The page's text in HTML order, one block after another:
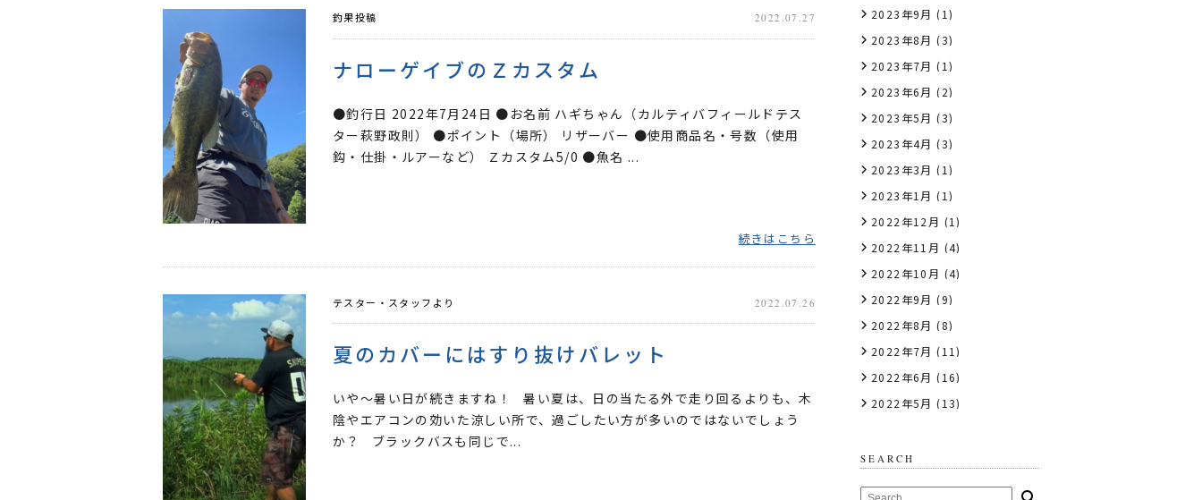
釣果投稿 2022.07.27
ナローゲイブのＺカスタム
●釣行日 2022年7月24日 ●お名前 ハギちゃん（カルティバフィールドテス
ター萩野政則） ●ポイント（場所） リザーバー ●使用商品名・号数（使用
鈎・仕掛・ルアーなど） Ｚカスタム5/0 ●魚名 ...
続きはこちら
テスター・スタッフより 2022.07.26
夏のカバーにはすり抜けバレット
いや～暑い日が続きますね！ 暑い夏は、日の当たる外で走り回るよりも、木
陰やエアコンの効いた涼しい所で、過ごしたい方が多いのではないでしょう
か？ ブラックバスも同じで...
2023年9月 (1)
2023年8月 (3)
2023年7月 (1)
2023年6月 (2)
2023年5月 (3)
2023年4月 (3)
2023年3月 (1)
2023年1月 (1)
2022年12月 (1)
2022年11月 (4)
2022年10月 (4)
2022年9月 (9)
2022年8月 (8)
2022年7月 (11)
2022年6月 (16)
2022年5月 (13)
SEARCH